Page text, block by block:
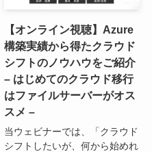
【オンライン視聴】Azure
構築実績から得たクラウド
シフトのノウハウをご紹介
– はじめてのクラウド移行
はファイルサーバーがオス
スメ –
当ウェビナーでは、「クラウド
シフトしたいが、何から始めれ